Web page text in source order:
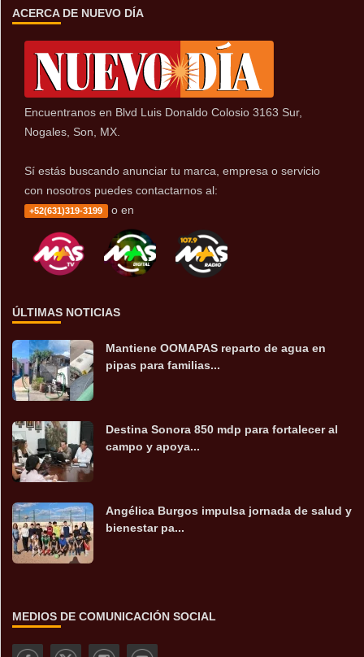
ACERCA DE NUEVO DÍA
Encuentranos en Blvd Luis Donaldo Colosio 3163 Sur,
Nogales, Son, MX.
Sí estás buscando anunciar tu marca, empresa o servicio
con nosotros puedes contactarnos al:
+52(631)319-3199 o en
ÚLTIMAS NOTICIAS
Mantiene OOMAPAS reparto de agua en
pipas para familias...
Destina Sonora 850 mdp para fortalecer al
campo y apoya...
Angélica Burgos impulsa jornada de salud y
bienestar pa...
MEDIOS DE COMUNICACIÓN SOCIAL